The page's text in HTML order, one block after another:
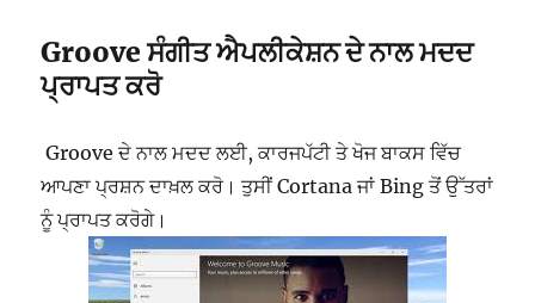
Groove ਸੰਗੀਤ ਐਪਲੀਕੇਸ਼ਨ ਦੇ ਨਾਲ ਮਦਦ
ਪ੍ਰਾਪਤ ਕਰੋ
Groove ਦੇ ਨਾਲ ਮਦਦ ਲਈ, ਕਾਰਜਪੱਟੀ ਤੇ ਖੋਜ ਬਾਕਸ ਵਿੱਚ
ਆਪਣਾ ਪ੍ਰਸ਼ਨ ਦਾਖ਼ਲ ਕਰੋ। ਤੁਸੀਂ Cortana ਜਾਂ Bing ਤੋਂ ਉੱਤਰਾਂ
ਨੂੰ ਪ੍ਰਾਪਤ ਕਰੋਗੇ।